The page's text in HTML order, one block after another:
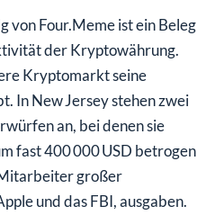
von Four.Meme ist ein Beleg
der Kryptowährung.
Kryptomarkt seine
In New Jersey stehen zwei
an, bei denen sie
fast 400 000 USD betrogen
großer
und das FBI, ausgaben.